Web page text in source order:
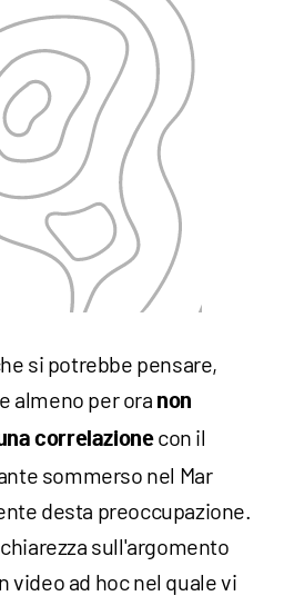
si potrebbe pensare,
almeno per ora non
correlazionecon il
sommerso nel Mar
desta preoccupazione.
sull'argomento
video ad hoc nel quale vi